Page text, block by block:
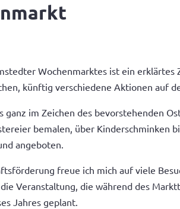
Wochenmarktes ist ein erklärtes
künftig verschiedene Aktionen auf
im Zeichen des bevorstehenden
bemalen, über Kinderschminken
angeboten.
freue ich mich auf viele
Veranstaltung, die während des
Jahres geplant.